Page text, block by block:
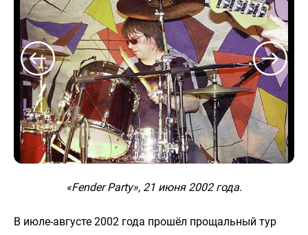
«FenderParty», 21 июня 2002 года.
В июле-августе 2002 года прошёл прощальный тур